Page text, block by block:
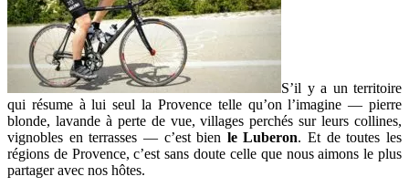
S’il y a un territoire
qui résume à lui seul la Provence telle qu’on l’imagine — pierre
blonde, lavande à perte de vue, villages perchés sur leurs collines,
vignobles en terrasses — c’est bien le Luberon. Et de toutes les
régions de Provence, c’est sans doute celle que nous aimons le plus
partager avec nos hôtes.